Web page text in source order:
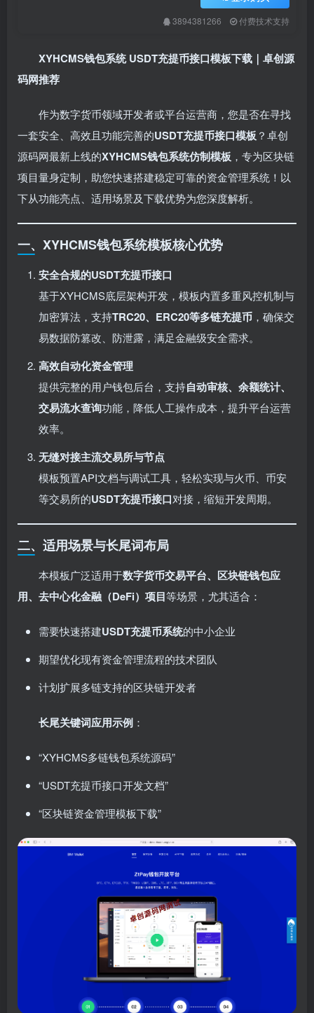
3894381266 付费技术支持
XYHCMS钱包系统 USDT充提币接口模板下载｜卓创源
码网推荐
作为数字货币领域开发者或平台运营商，您是否在寻找
一套安全、高效且功能完善的USDT充提币接口模板？卓创
源码网最新上线的XYHCMS钱包系统仿制模板 ，专为区块链
项目量身定制，助您快速搭建稳定可靠的资金管理系统！以
下从功能亮点、适用场景及下载优势为您深度解析。
一、XYHCMS钱包系统模板核心优势
安全合规的USDT充提币接口
基于XYHCMS底层架构开发，模板内置多重风控机制与
加密算法，支持TRC20、ERC20等多链充提币 ，确保交
易数据防篡改、防泄露，满足金融级安全需求。
高效自动化资金管理
提供完整的用户钱包后台，支持自动审核、余额统计、
交易流水查询功能，降低人工操作成本，提升平台运营
效率。
无缝对接主流交易所与节点
模板预置API文档与调试工具，轻松实现与火币、币安
等交易所的USDT充提币接口对接，缩短开发周期。
二、适用场景与长尾词布局
本模板广泛适用于数字货币交易平台、区块链钱包应
用、去中心化金融（DeFi）项目等场景，尤其适合：
需要快速搭建USDT充提币系统的中小企业
期望优化现有资金管理流程的技术团队
计划扩展多链支持的区块链开发者
长尾关键词应用示例 ：
“XYHCMS多链钱包系统源码”
“USDT充提币接口开发文档”
“区块链资金管理模板下载”